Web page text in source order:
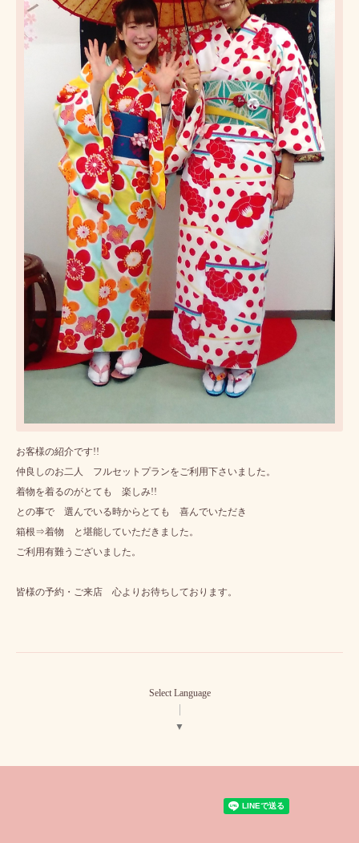
お客様の紹介です!!
仲良しのお二人 フルセットプランをご利用下さいました。
着物を着るのがとても 楽しみ!!
との事で 選んでいる時からとても 喜んでいただき
箱根⇒着物 と堪能していただきました。
ご利用有難うございました。
皆様の予約・ご来店 心よりお待ちしております。
Select Language
▼